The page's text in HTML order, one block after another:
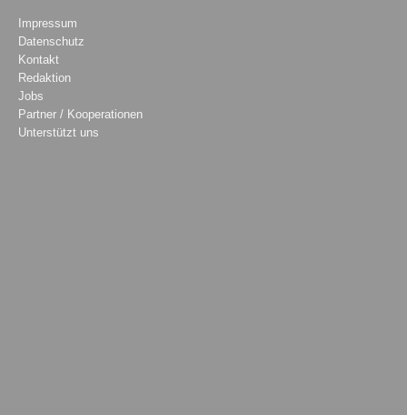
Impressum
Datenschutz
Kontakt
Redaktion
Jobs
Partner / Kooperationen
Unterstützt uns